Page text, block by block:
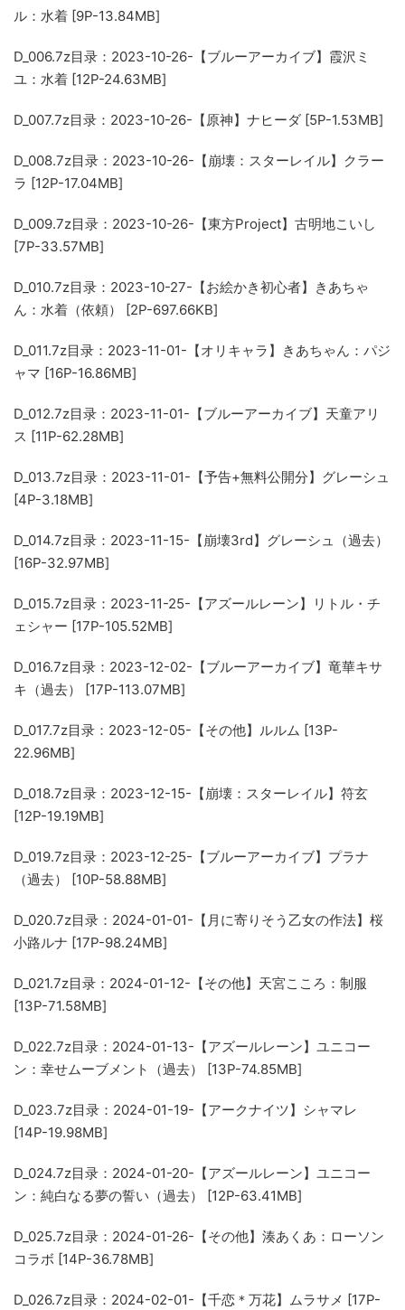
ル：水着 [9P-13.84MB]
D_006.7z目录：2023-10-26-【ブルーアーカイブ】霞沢ミ
ユ：水着 [12P-24.63MB]
D_007.7z目录：2023-10-26-【原神】ナヒーダ [5P-1.53MB]
D_008.7z目录：2023-10-26-【崩壊：スターレイル】クラー
ラ [12P-17.04MB]
D_009.7z目录：2023-10-26-【東方Project】古明地こいし
[7P-33.57MB]
D_010.7z目录：2023-10-27-【お絵かき初心者】きあちゃ
ん：水着（依頼） [2P-697.66KB]
D_011.7z目录：2023-11-01-【オリキャラ】きあちゃん：パジ
ャマ [16P-16.86MB]
D_012.7z目录：2023-11-01-【ブルーアーカイブ】天童アリ
ス [11P-62.28MB]
D_013.7z目录：2023-11-01-【予告+無料公開分】グレーシュ
[4P-3.18MB]
D_014.7z目录：2023-11-15-【崩壊3rd】グレーシュ（過去）
[16P-32.97MB]
D_015.7z目录：2023-11-25-【アズールレーン】リトル・チ
ェシャー [17P-105.52MB]
D_016.7z目录：2023-12-02-【ブルーアーカイブ】竜華キサ
キ（過去） [17P-113.07MB]
D_017.7z目录：2023-12-05-【その他】ルルム [13P-
22.96MB]
D_018.7z目录：2023-12-15-【崩壊：スターレイル】符玄
[12P-19.19MB]
D_019.7z目录：2023-12-25-【ブルーアーカイブ】プラナ
（過去） [10P-58.88MB]
D_020.7z目录：2024-01-01-【月に寄りそう乙女の作法】桜
小路ルナ [17P-98.24MB]
D_021.7z目录：2024-01-12-【その他】天宮こころ：制服
[13P-71.58MB]
D_022.7z目录：2024-01-13-【アズールレーン】ユニコー
ン：幸せムーブメント（過去） [13P-74.85MB]
D_023.7z目录：2024-01-19-【アークナイツ】シャマレ
[14P-19.98MB]
D_024.7z目录：2024-01-20-【アズールレーン】ユニコー
ン：純白なる夢の誓い（過去） [12P-63.41MB]
D_025.7z目录：2024-01-26-【その他】湊あくあ：ローソン
コラボ [14P-36.78MB]
D_026.7z目录：2024-02-01-【千恋＊万花】ムラサメ [17P-